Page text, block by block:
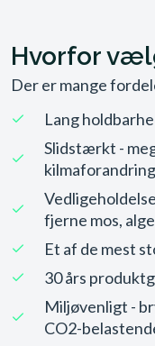
Hvorfor
Der er mange
Lang
Slidstærkt -
fjerne mos,
Et af de mest
30 års
Miljøvenligt -
CO2-